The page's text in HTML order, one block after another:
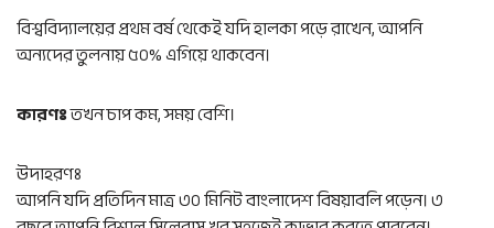
বিশ্ববিদ্যালয়ের প্রথম বর্ষ থেকেই যদি হালকা পড়ে রাখেন, আপনি
অন্যদের তুলনায় ৫০% এগিয়ে থাকবেন।
কারণঃতখন চাপ কম, সময় বেশি।
উদাহরণঃ
আপনি যদি প্রতিদিন মাত্র ৩০ মিনিট বাংলাদেশ বিষয়াবলি পড়েন। ৩